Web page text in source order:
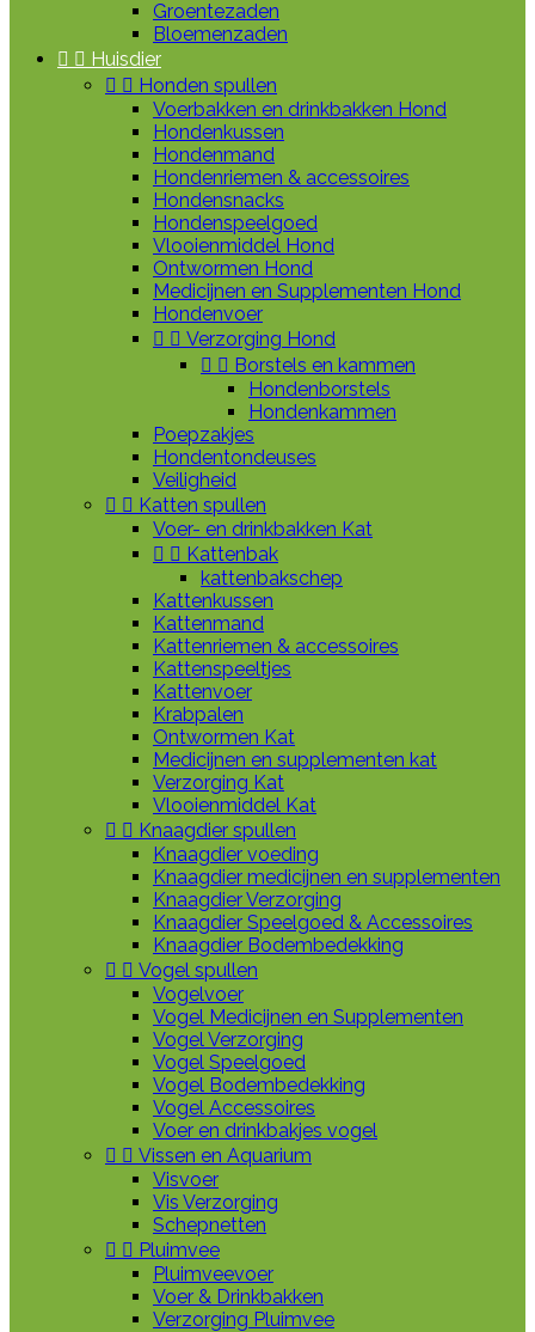
Groentezaden
Bloemenzaden
  Huisdier
  Honden spullen
Voerbakken en drinkbakken Hond
Hondenkussen
Hondenmand
Hondenriemen & accessoires
Hondensnacks
Hondenspeelgoed
Vlooienmiddel Hond
Ontwormen Hond
Medicijnen en Supplementen Hond
Hondenvoer
  Verzorging Hond
  Borstels en kammen
Hondenborstels
Hondenkammen
Poepzakjes
Hondentondeuses
Veiligheid
  Katten spullen
Voer- en drinkbakken Kat
  Kattenbak
kattenbakschep
Kattenkussen
Kattenmand
Kattenriemen & accessoires
Kattenspeeltjes
Kattenvoer
Krabpalen
Ontwormen Kat
Medicijnen en supplementen kat
Verzorging Kat
Vlooienmiddel Kat
  Knaagdier spullen
Knaagdier voeding
Knaagdier medicijnen en supplementen
Knaagdier Verzorging
Knaagdier Speelgoed & Accessoires
Knaagdier Bodembedekking
  Vogel spullen
Vogelvoer
Vogel Medicijnen en Supplementen
Vogel Verzorging
Vogel Speelgoed
Vogel Bodembedekking
Vogel Accessoires
Voer en drinkbakjes vogel
  Vissen en Aquarium
Visvoer
Vis Verzorging
Schepnetten
  Pluimvee
Pluimveevoer
Voer & Drinkbakken
Verzorging Pluimvee